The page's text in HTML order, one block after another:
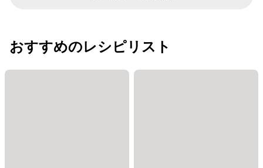
おすすめのレシピリスト